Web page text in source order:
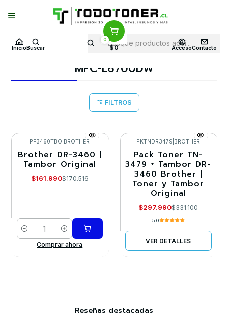
Inicio Buscar
0
$0 AccesoContacto
Puedes Elegir: Comprar enTienda· Despachoa Todo Chile · Retiro en
Tienda en24 Horas
Inicio Toner y tambor Tambor Original BROTHER
Equipos BROTHER MFC-L6700DW
MFC-L6700DW
FILTROS
-5%
PF3460TBO BROTHER
Brother DR-3460 |
Tambor Original
$161.990$170.516
Cantidad
Comprar ahora
-10%
Agotado
PKTNDR3479 BROTHER
Pack Toner TN-
3479 + Tambor DR-
3460 Brother |
Toner y Tambor
Original
$297.990$331.100
5.0
VER DETALLES
Reseñas destacadas